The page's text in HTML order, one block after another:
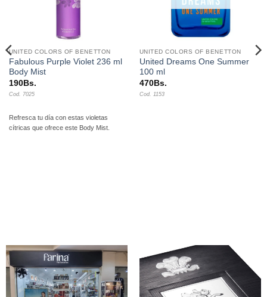
UNITED COLORS OF BENETTON
Fabulous Purple Violet 236 ml
Body Mist
190Bs.
Cod. 7025
Refresca tu día con estas violetas
cítricas que ofrece este Body Mist.
UNITED COLORS OF BENETTON
United Dreams One Summer
100 ml
470Bs.
Cod. 1153